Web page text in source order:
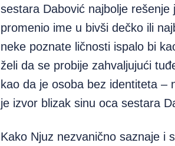
sestara Dabović najbolje rešenje
promenio ime u bivši dečko ili
neke poznate ličnosti ispalo bi
želi da se probije zahvaljujući
kao da je osoba bez identiteta –
je izvor blizak sinu oca sestara
Kako Njuz nezvanično saznaje i